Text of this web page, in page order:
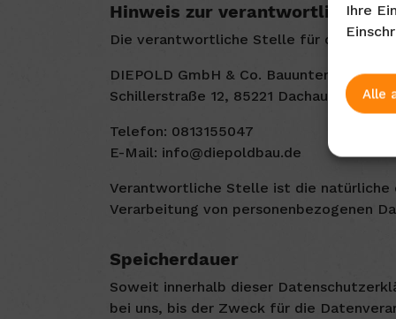
Ihre
Alle
Hinweis zur verantwortlichen
Die verantwortliche Stelle für die
DIEPOLD GmbH & Co. Bauunternehmung
Schillerstraße 12, 85221 Dachau
Telefon: 0813155047
E-Mail: info@diepoldbau.de
Verantwortliche Stelle ist die natürliche
Verarbeitung von personenbezogenen
Speicherdauer
Soweit innerhalb dieser
bei uns, bis der Zweck für die